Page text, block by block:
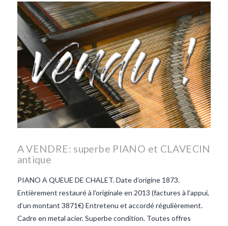
repas d'été repas de
printemps salade d'endives
salade de lentilles vertes
taboulé taboulé et lentilles
vertes
A VENDRE: superbe PIANO et CLAVECIN
antique
PIANO A QUEUE DE CHALET. Date d’origine 1873.
Entièrement restauré à l’originale en 2013 (factures à l’appui,
d’un montant 3871€) Entretenu et accordé régulièrement.
Cadre en metal acier. Superbe condition. Toutes offres